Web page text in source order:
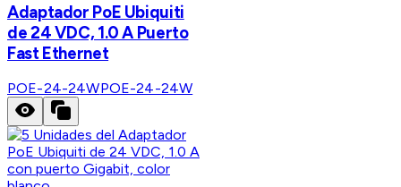
Adaptador PoE Ubiquiti
de 24 VDC, 1.0 A Puerto
Fast Ethernet
POE-24-24WPOE-24-24W